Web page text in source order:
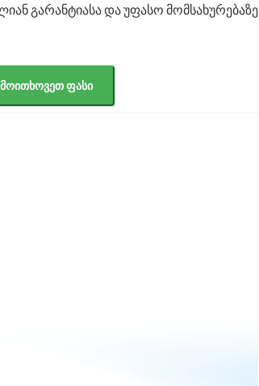
გარანტიასა და უფასო მომსახურებაზე
მოითხოვეთ ფასი